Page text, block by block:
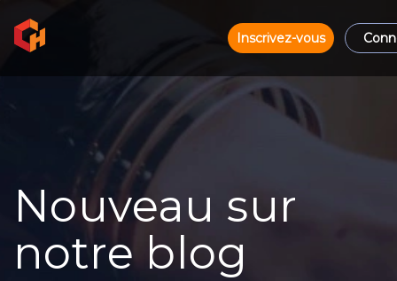
Inscrivez-vous
Nouveau sur
notre blog